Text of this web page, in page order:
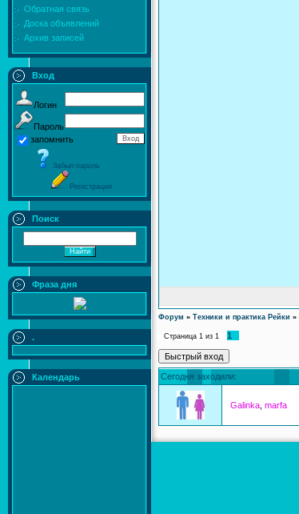
Обратная связь
Доска объявлений
Архив записей
Вход
Логин
Пароль
запомнить
Забыл пароль
Регистрация
Поиск
Фраза дня
.
Календарь
Форум » Техники и практика Рейки »
Страница 1 из 1
1
Сегодня заходили:
Galinka marfa